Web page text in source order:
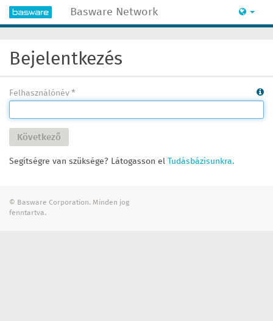
Basware Network
Bejelentkezés
Felhasználónév
Következő
Segítségre van szüksége? Látogasson el Tudásbázisunkra.
© Basware Corporation. Minden jog
fenntartva.